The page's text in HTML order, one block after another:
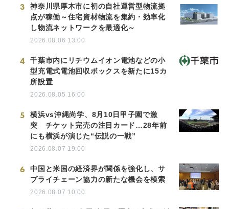
3
神奈川県厚木市に初の自社運営型物流拠
点が稼働～住宅資材物流を集約・効率化
し物流ネットワークを最適化～
2026.08.06 13:00
4
千葉市内にリチウムイオン電池などの小
型充電式電池回収ボックスを新たに15カ
所設置
2026.08.05 16:00
5
横浜vs沖縄尚学、8月10日甲子園で激
突 チケット完売の注目カード…28年前
にも横浜が演じた“伝説の一戦”
2026.08.07 19:00
6
中国と米国の経済界が関係を強化し、サ
プライチェーン協力の新たな機会を模索
2026.08.07 10:00